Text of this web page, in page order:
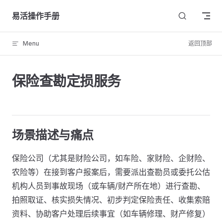
Skip to content
易活操作手册
Menu 返回顶部
保险查勘定损服务
场景描述与痛点
保险公司（尤其是财险公司，如车险、家财险、企财险、
农险等）在接到客户报案后，需要派出查勘员或委托公估
机构人员到事故现场（或车辆/财产所在地）进行查勘、
拍照取证、核实损失情况、初步判定保险责任、收集索赔
资料、协助客户处理后续事宜（如车辆修理、财产修复）